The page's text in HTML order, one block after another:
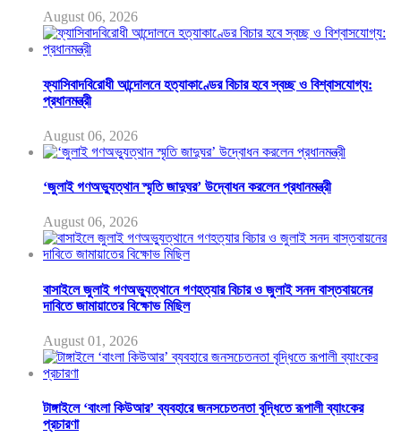
August 06, 2026
ফ্যাসিবাদবিরোধী আন্দোলনে হত্যাকাণ্ডের বিচার হবে স্বচ্ছ ও বিশ্বাসযোগ্য:
প্রধানমন্ত্রী
August 06, 2026
‘জুলাই গণঅভ্যুত্থান স্মৃতি জাদুঘর’ উদ্বোধন করলেন প্রধানমন্ত্রী
August 06, 2026
বাসাইলে জুলাই গণঅভ্যুত্থানে গণহত্যার বিচার ও জুলাই সনদ বাস্তবায়নের
দাবিতে জামায়াতের বিক্ষোভ মিছিল
August 01, 2026
টাঙ্গাইলে ‘বাংলা কিউআর’ ব্যবহারে জনসচেতনতা বৃদ্ধিতে রূপালী ব্যাংকের
প্রচারণা